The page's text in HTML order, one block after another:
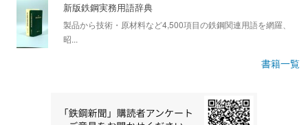
新版鉄鋼実務用語辞典
製品から技術・原材料など4,500項目の鉄鋼関連用語を網羅、
昭...
書籍一覧